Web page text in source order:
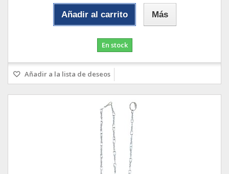
Añadir al carrito Más
En stock
Añadir a la lista de deseos